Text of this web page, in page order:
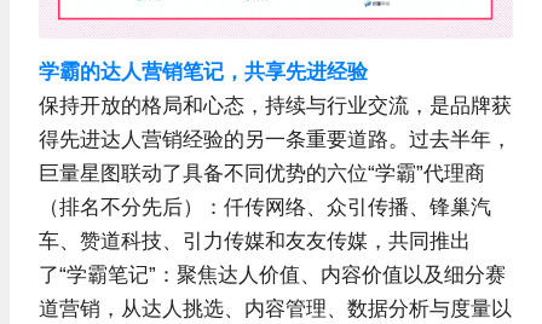
学霸的达人营销笔记，共享先进经验
保持开放的格局和心态，持续与行业交流，是品牌获
得先进达人营销经验的另一条重要道路。过去半年，
巨量星图联动了具备不同优势的六位“学霸”代理商
（排名不分先后）：仟传网络、众引传播、锋巢汽
车、赞道科技、引力传媒和友友传媒，共同推出
了“学霸笔记”：聚焦达人价值、内容价值以及细分赛
道营销，从达人挑选、内容管理、数据分析与度量以